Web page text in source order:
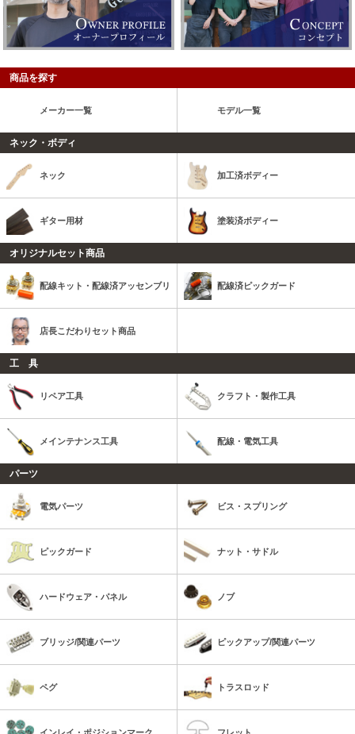
商品を探す
メーカー一覧 モデル一覧
ネック・ボディ
ネック 加工済ボディー
ギター用材 塗装済ボディー
オリジナルセット商品
配線キット・配線済アッセンブリ 配線済ピックガード
店長こだわりセット商品
工 具
リペア工具 クラフト・製作工具
メインテナンス工具 配線・電気工具
パーツ
電気パーツ ビス・スプリング
ピックガード ナット・サドル
ハードウェア・パネル ノブ
ブリッジ/関連パーツ ピックアップ/関連パーツ
ペグ トラスロッド